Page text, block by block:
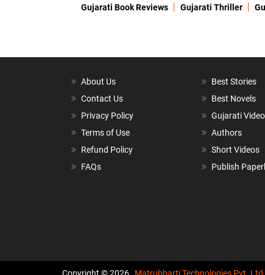
Gujarati Book Reviews
Gujarati Thriller
About Us
Contact Us
Privacy Policy
Terms of Use
Refund Policy
FAQs
Best Stories
Best Novels
Gujarati
Authors
Short Videos
Publish